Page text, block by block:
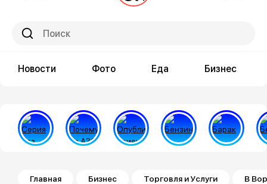
Новости Фото Еда Бизнес
Строка навигации
Главная Бизнес Торговля и Услуги В